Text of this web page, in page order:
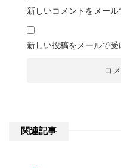
新しいコメントをメール
新しい投稿をメールで受
関連記事